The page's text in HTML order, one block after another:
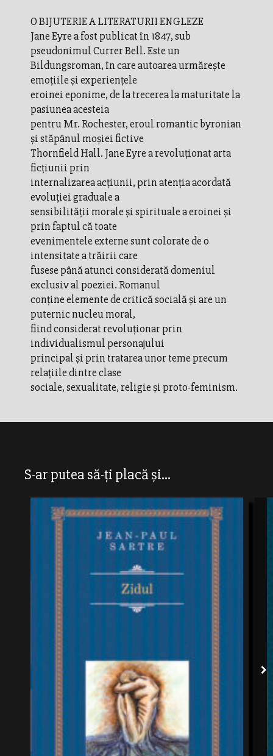
O BIJUTERIE A LITERATURII ENGLEZE
Jane Eyre a fost publicat în 1847, sub
pseudonimul Currer Bell. Este un
Bildungsroman, în care autoarea urmărește
emoțiile și experiențele
eroinei eponime, de la trecerea la maturitate la
pasiunea acesteia
pentru Mr. Rochester, eroul romantic byronian
și stăpânul moșiei fictive
Thornfield Hall. Jane Eyre a revoluționat arta
ficțiunii prin
internalizarea acțiunii, prin atenția acordată
evoluției graduale a
sensibilității morale și spirituale a eroinei și
prin faptul că toate
evenimentele externe sunt colorate de o
intensitate a trăirii care
fusese până atunci considerată domeniul
exclusiv al poeziei. Romanul
conține elemente de critică socială și are un
puternic nucleu moral,
fiind considerat revoluționar prin
individualismul personajului
principal și prin tratarea unor teme precum
relațiile dintre clase
sociale, sexualitate, religie și proto-feminism.
S-ar putea să-ți placă și...